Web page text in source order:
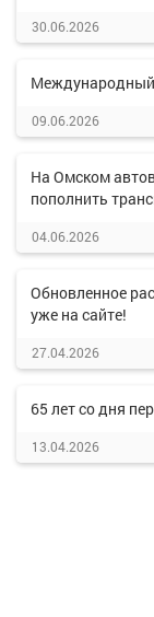
30.06.2026
Международный
09.06.2026
На Омском
пополнить
04.06.2026
Обновленное
уже на сайте!
27.04.2026
65 лет со дня
13.04.2026